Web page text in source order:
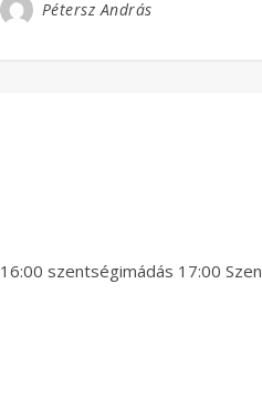
Pétersz András
16:00 szentségimádás 17:00